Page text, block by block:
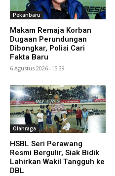
Pekanbaru
Makam Remaja Korban
Dugaan Perundungan
Dibongkar, Polisi Cari
Fakta Baru
6 Agustus 2026 -15:39
Olahraga
HSBL Seri Perawang
Resmi Bergulir, Siak Bidik
Lahirkan Wakil Tangguh ke
DBL